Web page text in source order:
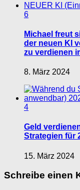
6
Michael freut
der neuen KI
zu verdienen
8. März 2024
4
Geld
Strategien für
15. März 2024
Schreibe einen